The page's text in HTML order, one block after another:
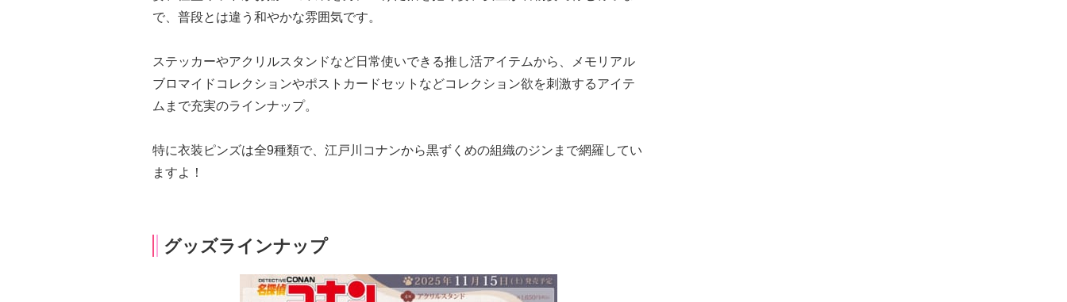
で、普段とは違う和やかな雰囲気です。
ステッカーやアクリルスタンドなど日常使いできる推し活アイテムから、メモリアル
ブロマイドコレクションやポストカードセットなどコレクション欲を刺激するアイテ
ムまで充実のラインナップ。
特に衣装ピンズは全9種類で、江戸川コナンから黒ずくめの組織のジンまで網羅してい
ますよ！
グッズラインナップ